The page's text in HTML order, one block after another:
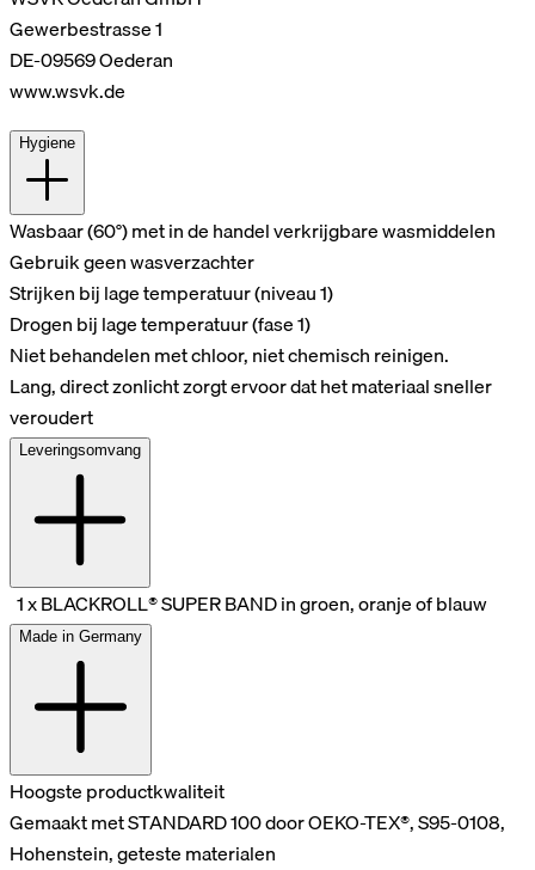
Gewerbestrasse 1
DE-09569 Oederan
www.wsvk.de
Hygiene
Wasbaar (60°) met in de handel verkrijgbare wasmiddelen
Gebruik geen wasverzachter
Strijken bij lage temperatuur (niveau 1)
Drogen bij lage temperatuur (fase 1)
Niet behandelen met chloor, niet chemisch reinigen.
Lang, direct zonlicht zorgt ervoor dat het materiaal sneller
veroudert
Leveringsomvang
1 x BLACKROLL® SUPER BAND in groen, oranje of blauw
Made in Germany
Hoogste productkwaliteit
Gemaakt met STANDARD 100 door OEKO-TEX®, S95-0108,
Hohenstein, geteste materialen